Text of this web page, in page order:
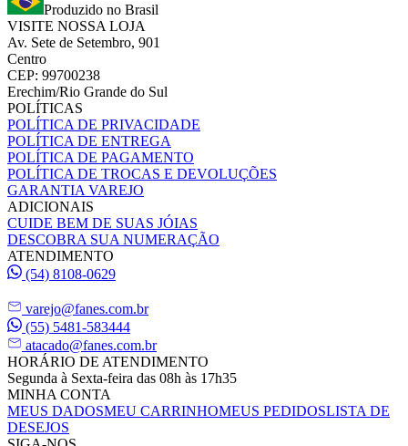
Produzido no Brasil
VISITE NOSSA LOJA
Av. Sete de Setembro, 901
Centro
CEP: 99700238
Erechim/Rio Grande do Sul
POLÍTICAS
POLÍTICA DE PRIVACIDADE
POLÍTICA DE ENTREGA
POLÍTICA DE PAGAMENTO
POLÍTICA DE TROCAS E DEVOLUÇÕES
GARANTIA VAREJO
ADICIONAIS
CUIDE BEM DE SUAS JÓIAS
DESCOBRA SUA NUMERAÇÃO
ATENDIMENTO
(54) 8108-0629
varejo@fanes.com.br
(55) 5481-583444
atacado@fanes.com.br
HORÁRIO DE ATENDIMENTO
Segunda à Sexta-feira das 08h às 17h35
MINHA CONTA
MEUS DADOSMEU CARRINHOMEUS PEDIDOSLISTA DE
DESEJOS